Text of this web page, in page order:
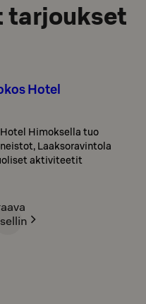
tarjoukset
Hotel
Himoksella tuo
Laaksoravintola
aktiviteetit